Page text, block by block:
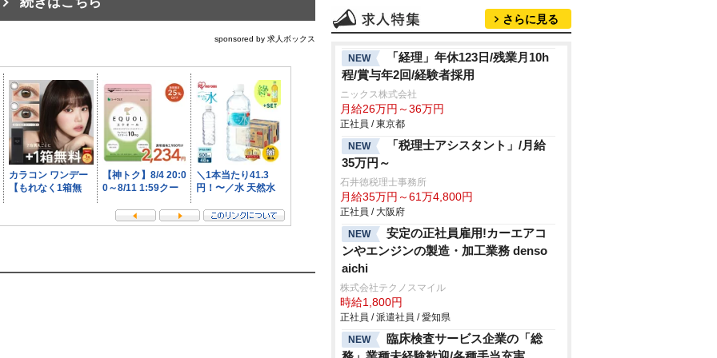
sponsored by 求人ボックス
さらに見る
NEW
「経理」年休123日/残業月10h
程/賞与年2回/経験者採用
ニックス株式会社
月給26万円～36万円
正社員 / 東京都
NEW
「税理士アシスタント」/月給
35万円～
石井徳税理士事務所
月給35万円～61万4,800円
正社員 / 大阪府
NEW
安定の正社員雇用!カーエアコ
ンやエンジンの製造・加工業務 denso
aichi
株式会社テクノスマイル
時給1,800円
正社員 / 派遣社員 / 愛知県
NEW
臨床検査サービス企業の「総